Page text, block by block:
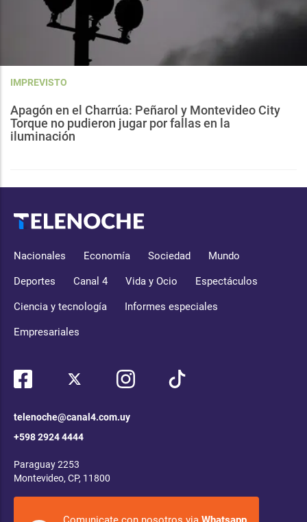
IMPREVISTO
Apagón en el Charrúa: Peñarol y Montevideo City
Torque no pudieron jugar por fallas en la
iluminación
Nacionales Economía Sociedad Mundo
Deportes Canal 4 Vida y Ocio Espectáculos
Ciencia y tecnología Informes especiales
Empresariales
telenoche@canal4.com.uy
+598 2924 4444
Paraguay 2253
Montevideo, CP, 11800